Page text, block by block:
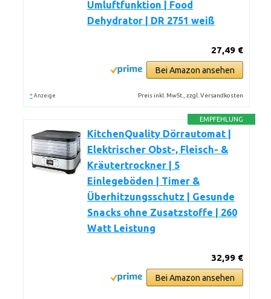
Umluftfunktion | Food
Dehydrator | DR 2751 weiß
27,49 €
Bei Amazon ansehen
* Anzeige Preis inkl. MwSt., zzgl. Versandkosten
EMPFEHLUNG
KitchenQuality Dörrautomat |
Elektrischer Obst-, Fleisch- &
Kräutertrockner | 5
Einlegeböden | Timer &
Überhitzungsschutz | Gesunde
Snacks ohne Zusatzstoffe | 260
Watt Leistung
32,99 €
Bei Amazon ansehen